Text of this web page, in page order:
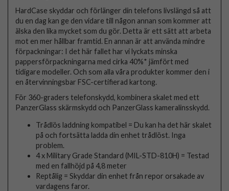
HardCase skyddar och förlänger din telefons livslängd så att
du en dag kan ge den vidare till någon annan som kommer att
älska den lika mycket som du gör. Detta är ett sätt att arbeta
mot en mer hållbar framtid. En annan är att använda mindre
förpackningar: I det här fallet har vi lyckats minska
pappersförpackningarna med cirka 40%* jämfört med
tidigare modeller. Och som alla våra produkter kommer den i
en återvinningsbar FSC-certifierad kartong.
För 360-graders telefonskydd, kombinera skalet med ett
PanzerGlass skärmskydd och PanzerGlass kameralinsskydd.
Trådlös laddning kompatibel = Du kan ha det här skalet
på och fortsätta ladda din enhet trådlöst. Inga
problem.
4 x Military Grade Standard (MIL-STD-810H) = Testad
med en fallhöjd på 4,8 meter
Reptålig = Skyddar din enhet från repor orsakade av
vardagens faror.